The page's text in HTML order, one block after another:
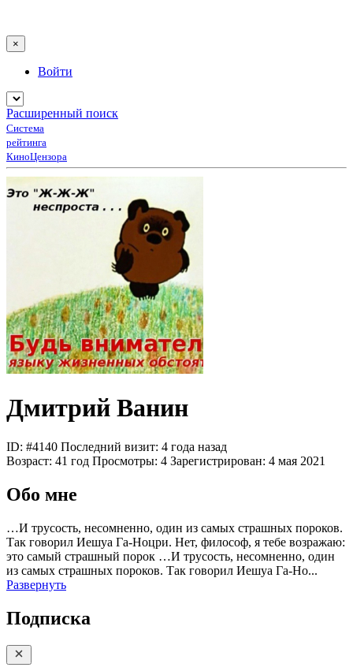
×
Войти
Расширенный поиск
Система
рейтинга
КиноЦензора
Дмитрий Ванин
ID: #4140 Последний визит: 4 года назад
Возраст: 41 год Просмотры: 4 Зарегистрирован: 4 мая 2021
Обо мне
…И трусость, несомненно, один из самых страшных пороков.
Так говорил Иешуа Га-Ноцри. Нет, философ, я тебе возражаю:
это самый страшный порок …И трусость, несомненно, один
из самых страшных пороков. Так говорил Иешуа Га-Но...
Развернуть
Подписка